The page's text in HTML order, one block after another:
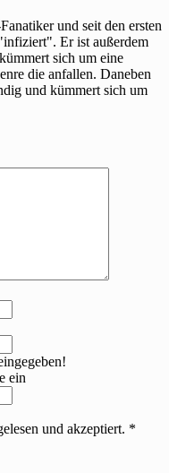
und seit den ersten
Er ist außerdem
sich um eine
die anfallen. Daneben
und kümmert sich um
ein
und akzeptiert. *